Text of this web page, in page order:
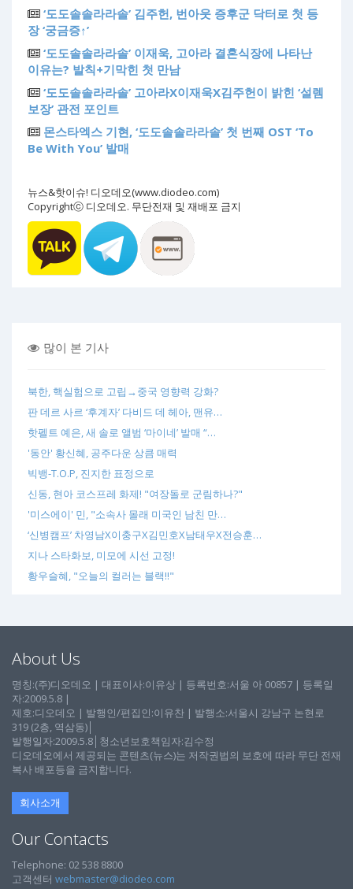
‘도도솔솔라라솔’ 김주헌, 번아웃 증후군 닥터로 첫 등
장 ‘궁금증↑’
‘도도솔솔라라솔’ 이재욱, 고아라 결혼식장에 나타난
이유는? 발칙+기막힌 첫 만남
‘도도솔솔라라솔’ 고아라X이재욱X김주헌이 밝힌 ‘설렘
보장’ 관전 포인트
몬스타엑스 기현, ‘도도솔솔라라솔’ 첫 번째 OST ‘To
Be With You’ 발매
뉴스&핫이슈! 디오데오(www.diodeo.com)
Copyrightⓒ 디오데오. 무단전재 및 재배포 금지
많이 본 기사
북한, 핵실험으로 고립→중국 영향력 강화?
판 데르 사르 ‘후계자’ 다비드 데 헤아, 맨유…
핫펠트 예은, 새 솔로 앨범 ‘마이네’ 발매 “…
'동안' 황신혜, 공주다운 상큼 매력
빅뱅-T.O.P, 진지한 표정으로
신동, 현아 코스프레 화제! "여장돌로 군림하나?"
'미스에이' 민, "소속사 몰래 미국인 남친 만…
‘신병캠프’ 차영남X이충구X김민호X남태우X전승훈…
지나 스타화보, 미모에 시선 고정!
황우슬혜, "오늘의 컬러는 블랙!!"
About Us
명칭:(주)디오데오 | 대표이사:이유상 | 등록번호:서울 아 00857 | 등록일
자:2009.5.8 |
제호:디오데오 | 발행인/편집인:이유찬 | 발행소:서울시 강남구 논현로
319 (2층, 역삼동)│
발행일자:2009.5.8│청소년보호책임자:김수정
디오데오에서 제공되는 콘텐츠(뉴스)는 저작권법의 보호에 따라 무단 전재
복사 배포등을 금지합니다.
회사소개
Our Contacts
Telephone: 02 538 8800
고객센터 webmaster@diodeo.com